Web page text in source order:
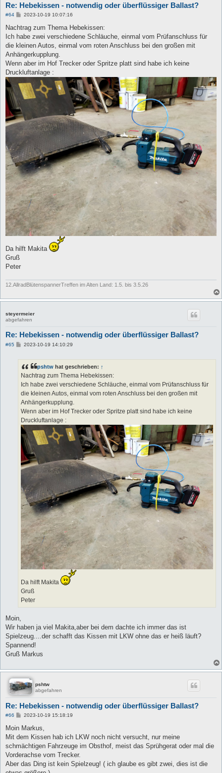
Re: Hebekissen - notwendig oder überflüssiger Ballast?
#64
B
i
r
a
2023-10-19 10:07:16
Nachtrag zum Thema Hebekissen:
Ich habe zwei verschiedene Schläuche, einmal vom Prüfanschluss für
die kleinen Autos, einmal vom roten Anschluss bei den großen mit
Anhängerkupplung.
Wenn aber im Hof Trecker oder Spritze platt sind habe ich keine
Druckluftanlage :
Da hilft Makita
Gruß
Peter
12.AllradBlütenspannerTreffen im Alten Land: 1.5. bis 3.5.26
steyermeier
abgefahren
Re: Hebekissen - notwendig oder überflüssiger Ballast?
#65
B
r
a
2023-10-19 14:10:29
pshtw hat geschrieben: ↑
Nachtrag zum Thema Hebekissen:
Ich habe zwei verschiedene Schläuche, einmal vom Prüfanschluss für
die kleinen Autos, einmal vom roten Anschluss bei den großen mit
Anhängerkupplung.
Wenn aber im Hof Trecker oder Spritze platt sind habe ich keine
Druckluftanlage :
Da hilft Makita
Gruß
Peter
Moin,
Wir haben ja viel Makita,aber bei dem dachte ich immer das ist
Spielzeug....der schafft das Kissen mit LKW ohne das er heiß läuft?
Spannend!
Gruß Markus
pshtw
abgefahren
Re: Hebekissen - notwendig oder überflüssiger Ballast?
#66
B
i
r
a
2023-10-19 15:18:19
Moin Markus,
Mit dem Kissen hab ich LKW noch nicht versucht, nur meine
schmächtigen Fahrzeuge im Obsthof, meist das Sprühgerat oder mal die
Vorderachse vom Trecker.
Aber das Ding ist kein Spielzeug! ( ich glaube es gibt zwei, dies ist die